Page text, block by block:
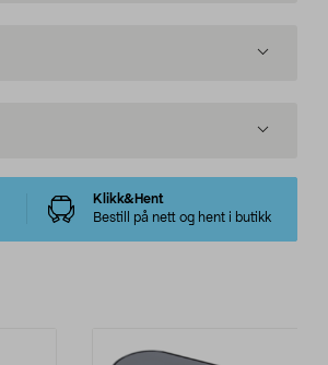
Klikk&Hent
Bestill på nett og hent i butikk